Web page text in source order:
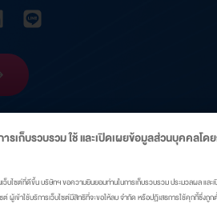
รเก็บรวบรวม ใช้ และเปิดเผยข้อมูลส่วนบุคคล
ว็บไซต์ที่ดีขึ้น บริษัทฯ ขอความยินยอมท่านในการเก็บรวบรวม ประมวลผล และ
ผู้เข้าใช้บริการเว็บไซต์มีสิทธิที่จะขอให้ลบ จำกัด หรือปฏิเสธการใช้คุกกี้ซึ่ง